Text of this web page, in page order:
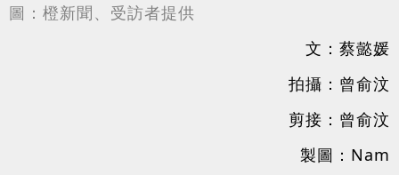
圖：橙新聞、受訪者提供
文：蔡懿媛
拍攝：曾俞汶
剪接：曾俞汶
製圖：Nam